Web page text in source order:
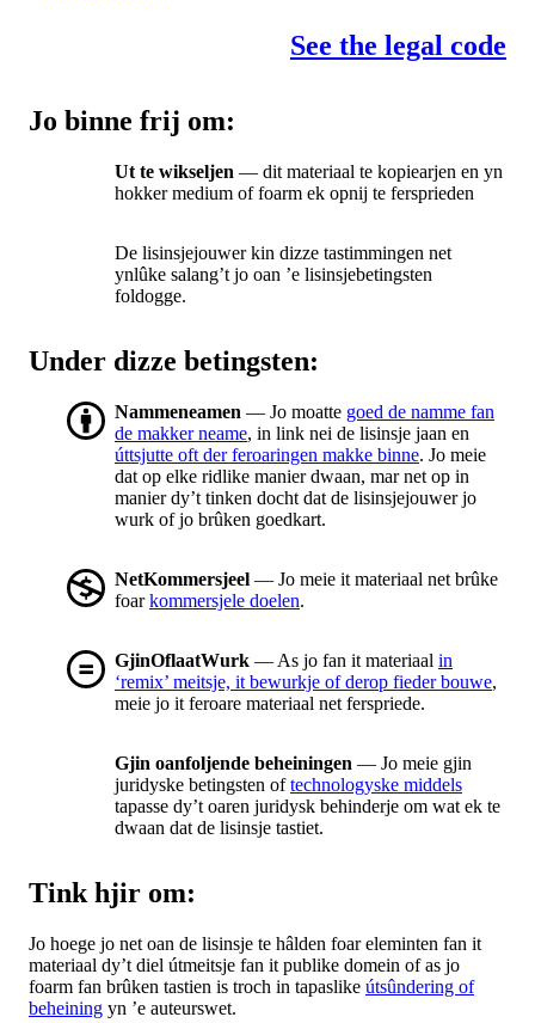
See the legal code
Jo binne frij om:
Ut te wikseljen — dit materiaal te kopiearjen en yn
hokker medium of foarm ek opnij te fersprieden
De lisinsjejouwer kin dizze tastimmingen net
ynlûke salang’t jo oan ’e lisinsjebetingsten
foldogge.
Under dizze betingsten:
Nammeneamen — Jo moatte goed de namme fan
de makker neame, in link nei de lisinsje jaan en
úttsjutte oft der feroaringen makke binne. Jo meie
dat op elke ridlike manier dwaan, mar net op in
manier dy’t tinken docht dat de lisinsjejouwer jo
wurk of jo brûken goedkart.
NetKommersjeel — Jo meie it materiaal net brûke
foarkommersjele doelen.
GjinOflaatWurk — As jo fan it materiaal in
‘remix’ meitsje, it bewurkje of derop fieder bouwe,
meie jo it feroare materiaal net ferspriede.
Gjin oanfoljende beheiningen — Jo meie gjin
juridyske betingsten oftechnologyske middels
tapasse dy’t oaren juridysk behinderje om wat ek te
dwaan dat de lisinsje tastiet.
Tink hjir om:
Jo hoege jo net oan de lisinsje te hâlden foar eleminten fan it
materiaal dy’t diel útmeitsje fan it publike domein of as jo
foarm fan brûken tastien is troch in tapaslike útsûndering of
beheining yn ’e auteurswet.